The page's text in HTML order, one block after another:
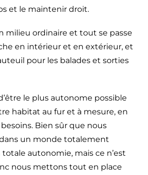
et le maintenir droit.
milieu ordinaire et tout se passe
en intérieur et en extérieur, et
pour les balades et sorties
le plus autonome possible
habitat au fur et à mesure, en
Bien sûr que nous
un monde totalement
autonomie, mais ce n’est
nous mettons tout en place